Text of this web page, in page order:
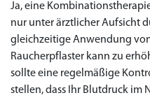
Ja, eine
nur unter ärztlicher Aufsicht
gleichzeitige Anwendung
Raucherpflaster kann zu
sollte eine regelmäßige
stellen, dass Ihr Blutdruck im